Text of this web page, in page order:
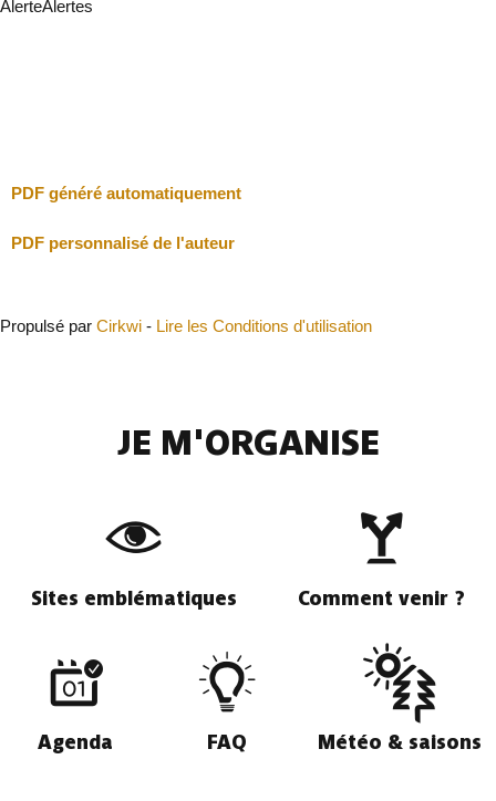
AlerteAlertes
PDF généré automatiquement
PDF personnalisé de l'auteur
Propulsé par Cirkwi - Lire les Conditions d'utilisation
JE M'ORGANISE
Sites emblématiques Comment venir ?
Agenda FAQ Météo & saisons